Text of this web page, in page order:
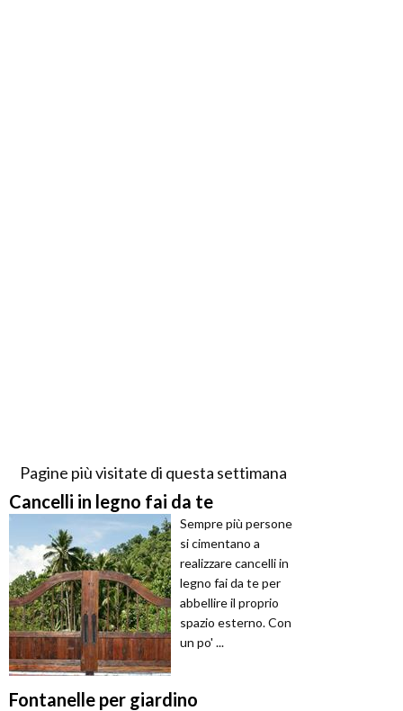
Pagine più visitate di questa settimana
Cancelli in legno fai da te
Sempre più persone
si cimentano a
realizzare cancelli in
legno fai da te per
abbellire il proprio
spazio esterno. Con
un po' ...
Fontanelle per giardino